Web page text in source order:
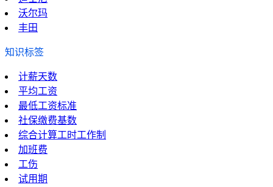
沃尔玛
丰田
知识标签
计薪天数
平均工资
最低工资标准
社保缴费基数
综合计算工时工作制
加班费
工伤
试用期